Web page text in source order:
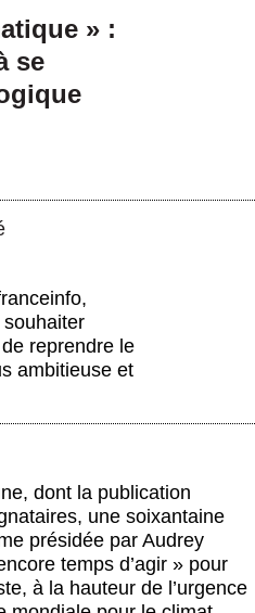
» :
se
souhaiter
reprendre le
ambitieuse et
dont la publication
une soixantaine
présidée par Audrey
temps d’agir » pour
à la hauteur de l’urgence